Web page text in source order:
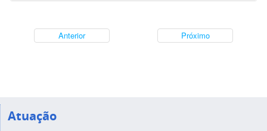
Anterior Próximo
Atuação